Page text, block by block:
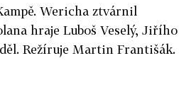
Wericha ztvárnil
hraje Luboš Veselý, Jiřího
Režíruje Martin Františák.